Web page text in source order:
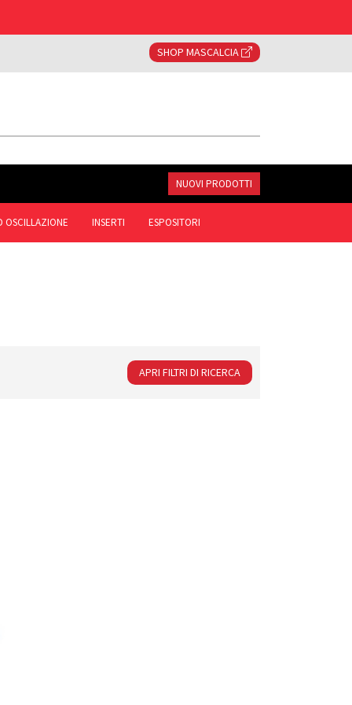
SHOP MASCALCIA
NUOVI PRODOTTI
OSCILLAZIONE INSERTI ESPOSITORI
APRI FILTRI DI RICERCA